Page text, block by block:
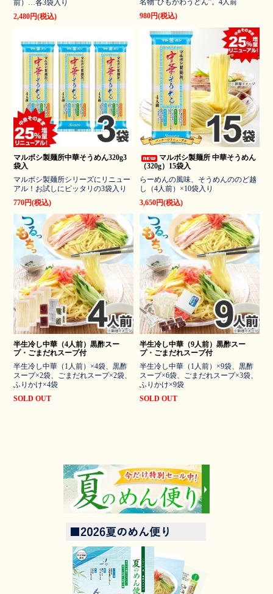
前）…各3袋入り
2,480円(税込)
名物“ひもかわうどん”。4人前
980円(税込)
マルボシ製麺所中華そうめん320g3
袋入
マルボシ製麺所シリーズにリニュー
アル！お試しにピッタリの3袋入り
770円(税込)
マルボシ製麺所 中華そうめん
（320g）15袋入
らーめんの風味、そうめんののど越
し（4人前）×10袋入り
3,650円(税込)
半生冷し中華（4人前）黒酢スー
プ・ごまだれスープ付
半生冷し中華（1人前）×4袋、黒酢
スープ×2袋、ごまだれスープ×2袋、
ふりかけ×4袋
SOLD OUT
半生冷し中華（9人前）黒酢スー
プ・ごまだれスープ付
半生冷し中華（1人前）×9袋、黒酢
スープ×6袋、ごまだれスープ×3袋、
ふりかけ×9袋
SOLD OUT